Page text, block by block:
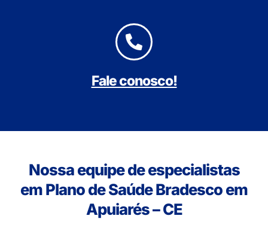
Fale conosco!
Nossa equipe de especialistas
em Plano de Saúde Bradesco em
Apuiarés – CE